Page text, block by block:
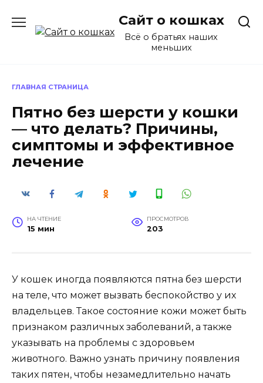
содержанию
Сайт о кошках
Всё о братьях наших
меньших
ГЛАВНАЯ СТРАНИЦА
Пятно без шерсти у кошки
— что делать? Причины,
симптомы и эффективное
лечение
НА ЧТЕНИЕ
15 мин
ПРОСМОТРОВ
203
У кошек иногда появляются пятна без шерсти
на теле, что может вызвать беспокойство у их
владельцев. Такое состояние кожи может быть
признаком различных заболеваний, а также
указывать на проблемы с здоровьем
животного. Важно узнать причину появления
таких пятен, чтобы незамедлительно начать